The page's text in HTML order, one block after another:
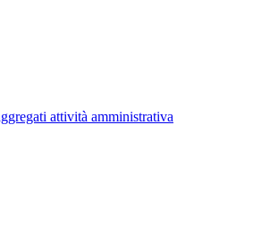
attività amministrativa